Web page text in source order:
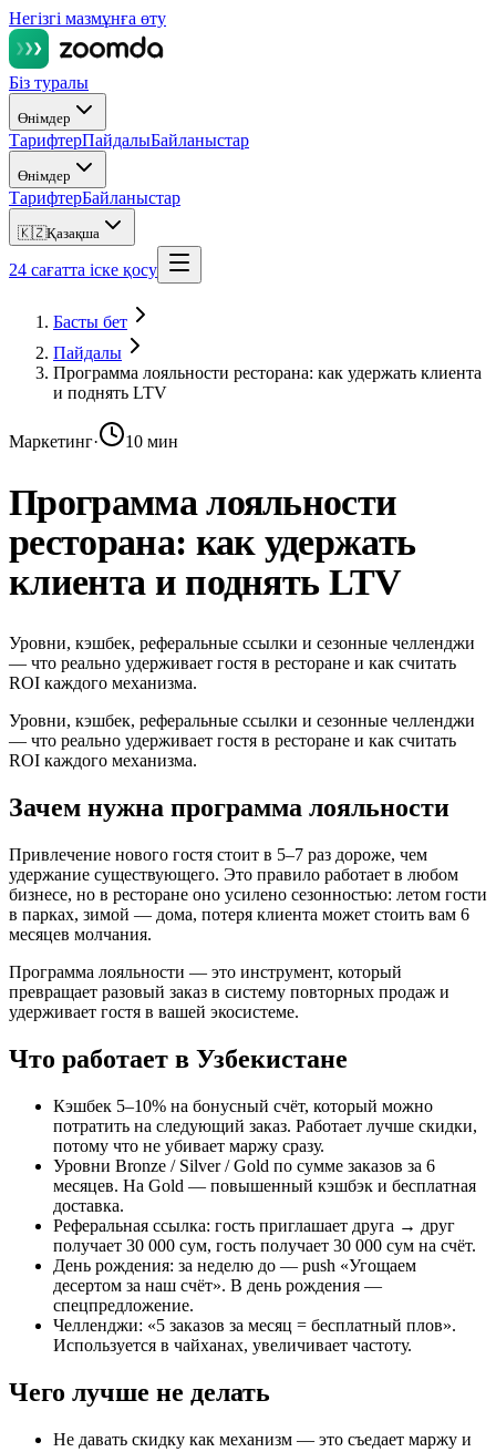
Негізгі мазмұнға өту
Біз туралы
Өнімдер
ТарифтерПайдалыБайланыстар
Өнімдер
ТарифтерБайланыстар
🇰🇿Қазақша
24 сағатта іске қосу
Басты бет
Пайдалы
Программа лояльности ресторана: как удержать клиента
и поднять LTV
Маркетинг· 10 мин
Программа лояльности
ресторана: как удержать
клиента и поднять LTV
Уровни, кэшбек, реферальные ссылки и сезонные челленджи
— что реально удерживает гостя в ресторане и как считать
ROI каждого механизма.
Уровни, кэшбек, реферальные ссылки и сезонные челленджи
— что реально удерживает гостя в ресторане и как считать
ROI каждого механизма.
Зачем нужна программа лояльности
Привлечение нового гостя стоит в 5–7 раз дороже, чем
удержание существующего. Это правило работает в любом
бизнесе, но в ресторане оно усилено сезонностью: летом гости
в парках, зимой — дома, потеря клиента может стоить вам 6
месяцев молчания.
Программа лояльности — это инструмент, который
превращает разовый заказ в систему повторных продаж и
удерживает гостя в вашей экосистеме.
Что работает в Узбекистане
Кэшбек 5–10% на бонусный счёт, который можно
потратить на следующий заказ. Работает лучше скидки,
потому что не убивает маржу сразу.
Уровни Bronze / Silver / Gold по сумме заказов за 6
месяцев. На Gold — повышенный кэшбэк и бесплатная
доставка.
Реферальная ссылка: гость приглашает друга → друг
получает 30 000 сум, гость получает 30 000 сум на счёт.
День рождения: за неделю до — push «Угощаем
десертом за наш счёт». В день рождения —
спецпредложение.
Челленджи: «5 заказов за месяц = бесплатный плов».
Используется в чайханах, увеличивает частоту.
Чего лучше не делать
Не давать скидку как механизм — это съедает маржу и